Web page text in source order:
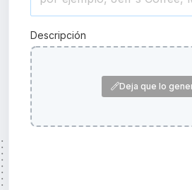
Descripción
Deja que lo